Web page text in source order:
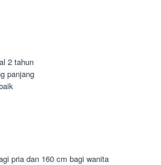
2 tahun
panjang
pria dan 160 cm bagi wanita